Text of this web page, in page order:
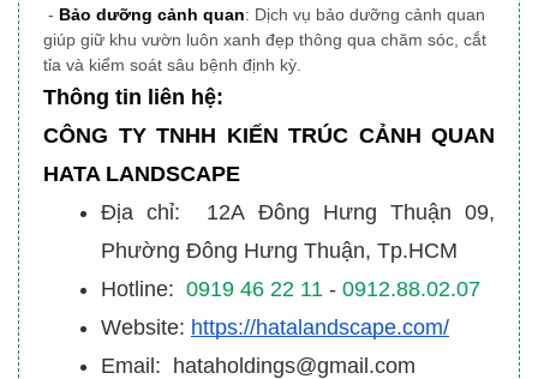
- Bảo dưỡng cảnh quan: Dịch vụ bảo dưỡng cảnh quan
giúp giữ khu vườn luôn xanh đẹp thông qua chăm sóc, cắt
tỉa và kiểm soát sâu bệnh định kỳ.
Thông tin liên hệ:
CÔNG TY TNHH KIẾN TRÚC CẢNH QUAN
HATA LANDSCAPE
Địa chỉ: 12A Đông Hưng Thuận 09,
Phường Đông Hưng Thuận, Tp.HCM
Hotline: 0919 46 22 11 - 0912.88.02.07
Website: https://hatalandscape.com/
Email: hataholdings@gmail.com